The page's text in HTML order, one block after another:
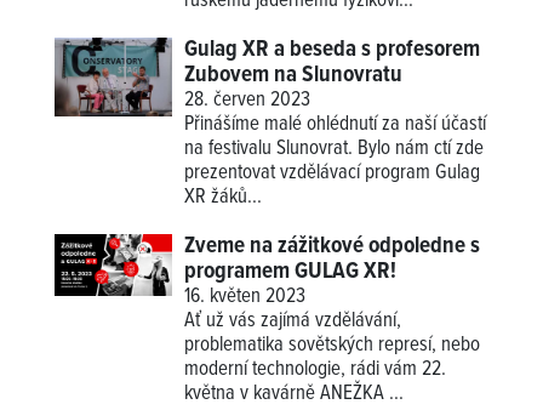
Gulag XR a beseda s profesorem
Zubovem na Slunovratu
28. červen 2023
Přinášíme malé ohlédnutí za naší účastí
na festivalu Slunovrat. Bylo nám ctí zde
prezentovat vzdělávací program Gulag
XR žáků...
Zveme na zážitkové odpoledne s
programem GULAG XR!
16. květen 2023
Ať už vás zajímá vzdělávání,
problematika sovětských represí, nebo
moderní technologie, rádi vám 22.
května v kavárně ANEŽKA ...